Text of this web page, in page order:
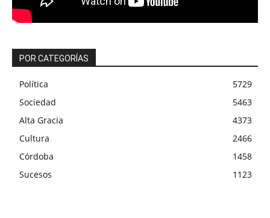
POR CATEGORÍAS
Política
5729
Sociedad
5463
Alta Gracia
4373
Cultura
2466
Córdoba
1458
Sucesos
1123